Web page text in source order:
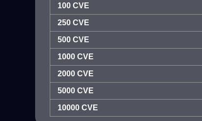
100 CVE
250 CVE
500 CVE
1000 CVE
2000 CVE
5000 CVE
10000 CVE